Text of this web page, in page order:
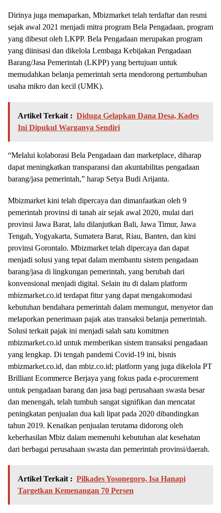
Dirinya juga memaparkan, Mbizmarket telah terdaftar dan resmi
sejak awal 2021 menjadi mitra program Bela Pengadaan, program
yang dibesut oleh LKPP. Bela Pengadaan merupakan program
yang diinisasi dan dikelola Lembaga Kebijakan Pengadaan
Barang/Jasa Pemerintah (LKPP) yang bertujuan untuk
memudahkan belanja pemerintah serta mendorong pertumbuhan
usaha mikro dan kecil (UMK).
Artikel Terkait : Diduga Gelapkan Dana Desa, Kades
Ini Dipukul Warganya Sendiri
“Melalui kolaborasi Bela Pengadaan dan marketplace, diharap
dapat meningkatkan transparansi dan akuntabilitas pengadaan
barang/jasa pemerintah,” harap Setya Budi Arijanta.
Mbizmarket kini telah dipercaya dan dimanfaatkan oleh 9
pemerintah provinsi di tanah air sejak awal 2020, mulai dari
provinsi Jawa Barat, lalu dilanjutkan Bali, Jawa Timur, Jawa
Tengah, Yogyakarta, Sumatera Barat, Riau, Banten, dan kini
provinsi Gorontalo. Mbizmarket telah dipercaya dan dapat
menjadi solusi yang tepat dalam membantu sistem pengadaan
barang/jasa di lingkungan pemerintah, yang berubah dari
konvensional menjadi digital. Selain itu di dalam platform
mbizmarket.co.id terdapat fitur yang dapat mengakomodasi
kebutuhan bendahara pemerintah dalam memungut, menyetor dan
melaporkan penerimaan pajak atas transaksi belanja pemerintah.
Solusi terkait pajak ini menjadi salah satu komitmen
mbizmarket.co.id untuk memberikan sistem transaksi pengadaan
yang lengkap. Di tengah pandemi Covid-19 ini, bisnis
mbizmarket.co.id, dan mbiz.co.id; platform yang juga dikelola PT
Brilliant Ecommerce Berjaya yang fokus pada e-procurement
untuk pengadaan barang dan jasa bagi perusahaan swasta besar
dan menengah, telah tumbuh sangat signifikan dan mencatat
peningkatan penjualan dua kali lipat pada 2020 dibandingkan
tahun 2019. Kenaikan penjualan terutama didorong oleh
keberhasilan Mbiz dalam memenuhi kebutuhan alat kesehatan
dari berbagai perusahaan swasta dan pemerintah provinsi/daerah.
Artikel Terkait : Pilkades Yosonegoro, Isa Hanapi
Targetkan Kemenangan 70 Persen